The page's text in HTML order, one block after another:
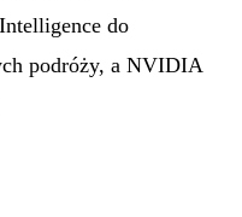
do
podróży, a NVIDIA